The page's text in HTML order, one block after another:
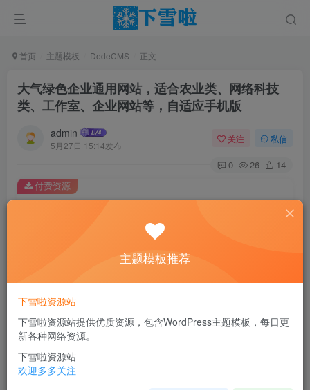
首页 主题模板 DedeCMS 正文
大气绿色企业通用网站，适合农业类、网络科技
类、工作室、企业网站等，自适应手机版
admin
5月27日 15:14发布
关注 私信
0 26 14
此内容为付费资源，请付费后查看
￥0.01
您当前未登录！建议登陆后购买，可保存购买订单
付费资源
介绍
主题模板推荐
下雪啦资源站
下雪啦资源站提供优质资源，包含WordPress主题模板，每日更
新各种网络资源。
下雪啦资源站
欢迎多多关注